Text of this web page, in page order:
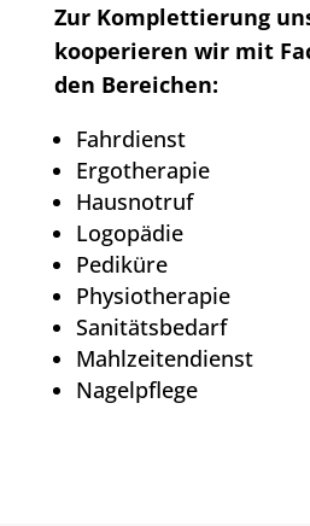
Zur Komplettierung
kooperieren wir mit
den Bereichen:
Fahrdienst
Ergotherapie
Hausnotruf
Logopädie
Pediküre
Physiotherapie
Sanitätsbedarf
Mahlzeitendienst
Nagelpflege